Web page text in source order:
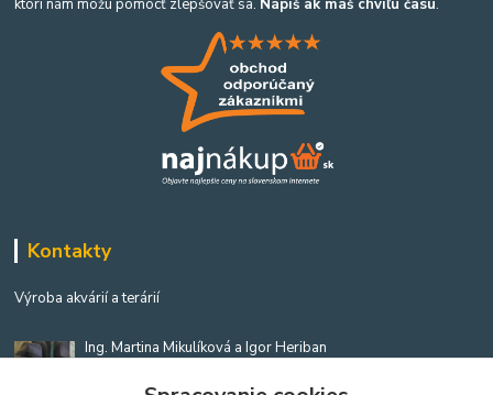
ktorí nám môžu pomôcť zlepšovať sa. Nápíš ak máš chvíľu času.
Kontakty
Výroba akvárií a terárií
Ing. Martina Mikulíková a Igor Heriban